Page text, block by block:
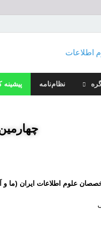
کنگره
نظام‌نامه پیشینه
علوم اطلاعات ایران (ما و